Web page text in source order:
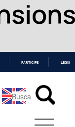
PARTICIPE